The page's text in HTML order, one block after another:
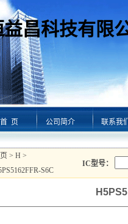
昌科技有限
首 页 公司简介 联系我
> H >
S6C
IC型号：